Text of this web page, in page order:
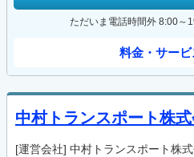
ただいま電話時間外 8:00～
料金・サー
中村トランスポート株
[運営会社] 中村トランスポート株